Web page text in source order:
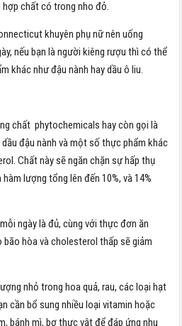
chất có trong nho đỏ.
khuyên phụ nữ nên uống
nếu bạn là người kiêng rượu thì có thể
khác như đậu nành hay dầu ô liu.
chất phytochemicals hay còn gọi là
đậu nành và một số thực phẩm khác
Chất này sẽ ngăn chặn sự hấp thụ
lượng tổng lên đến 10%, và 14%
ngày là đủ, cùng với thực đơn ăn
hòa và cholesterol thấp sẽ giảm
nhỏ trong hoa quả, rau, các loại hạt
cần bổ sung nhiều loại vitamin hoặc
bánh mì, bơ thực vật để đáp ứng nhu